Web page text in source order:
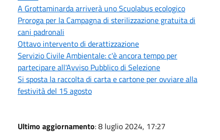
A Grottaminarda arriverà uno Scuolabus ecologico
Proroga per la Campagna di sterilizzazione gratuita di
cani padronali
Ottavo intervento di derattizzazione
Servizio Civile Ambientale: c'è ancora tempo per
partecipare all'Avviso Pubblico di Selezione
Si sposta la raccolta di carta e cartone per ovviare alla
festività del 15 agosto
Ultimo aggiornamento: 8 luglio 2024, 17:27